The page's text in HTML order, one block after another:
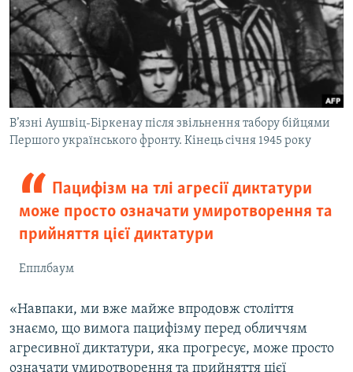
В’язні Аушвіц-Біркенау після звільнення табору бійцями
Першого українського фронту. Кінець січня 1945 року
Пацифізм на тлі агресії диктатури
може просто означати умиротворення та
прийняття цієї диктатури
Епплбаум
«Навпаки, ми вже майже впродовж століття
знаємо, що вимога пацифізму перед обличчям
агресивної диктатури, яка прогресує, може просто
означати умиротворення та прийняття цієї